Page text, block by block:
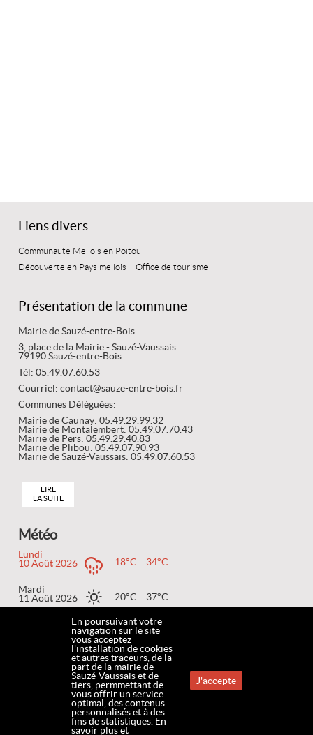
Liens divers
Communauté Mellois en Poitou
Découverte en Pays mellois – Office de tourisme
Présentation de la commune
Mairie de Sauzé-entre-Bois
3, place de la Mairie - Sauzé-Vaussais
79190 Sauzé-entre-Bois
Tél: 05.49.07.60.53
Courriel: contact@sauze-entre-bois.fr
Communes Déléguées:
Mairie de Caunay: 05.49.29.99.32
Mairie de Montalembert: 05.49.07.70.43
Mairie de Pers: 05.49.29.40.83
Mairie de Plibou: 05.49.07.90.93
Mairie de Sauzé-Vaussais: 05.49.07.60.53
LIRE
LA SUITE
Météo
Lundi
10 Août 2026
18°C 34°C
Mardi
11 Août 2026
20°C 37°C
12 Août 2026
21°C 39°C
MENTIONS LÉGALES DONNÉES PERSONNELLES COOKIES
PLAN DU SITE ACCESSIBILITÉ
En poursuivant votre
navigation sur le site
vous acceptez
l'installation de cookies
et autres traceurs, de la
part de la mairie de
Sauzé-Vaussais et de
tiers, permmettant de
vous offrir un service
optimal, des contenus
personnalisés et à des
fins de statistiques. En
savoir plus et
J'accepte